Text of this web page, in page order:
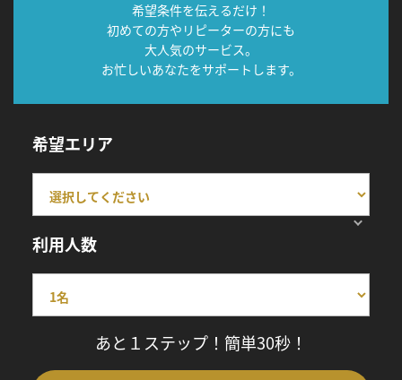
希望条件を伝えるだけ！
初めての方やリピーターの方にも
大人気のサービス。
お忙しいあなたをサポートします。
希望エリア
利用人数
あと１ステップ！簡単30秒！